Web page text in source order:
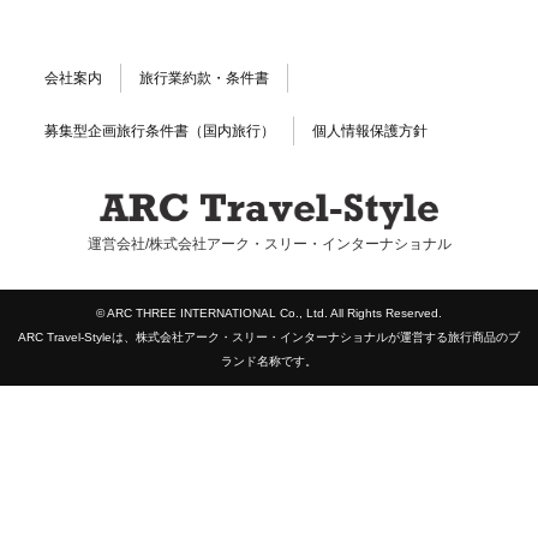
運営会社/株式会社アーク・スリー・インターナショナル
会社案内 旅行業約款・条件書
募集型企画旅行条件書（国内旅行） 個人情報保護方針
© ARC THREE INTERNATIONAL Co., Ltd. All Rights Reserved.
ARC Travel-Styleは、株式会社アーク・スリー・インターナショナルが運営する旅行商品のブ
ランド名称です。